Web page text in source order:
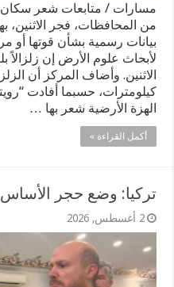
مسارات / متابعات شعر سكان
من المحافظات، فجر الاثنين،
بيانات رسمية بشأن قوتها أو
الاثنين. وأضاف ⁠المركز ​أن
كيلومترات، حسبما أفادت
الهزة الأرضية شعر بها …
أكمل القراءة »
تركيا: وضع حجر الأساس
2 أغسطس, 2026